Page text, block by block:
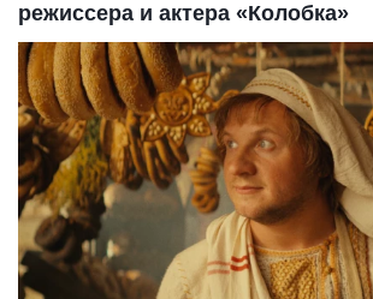
режиссера и актера «Колобка»